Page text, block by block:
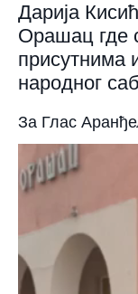
Дарија
Орашац где
присутнима
народног
За Глас